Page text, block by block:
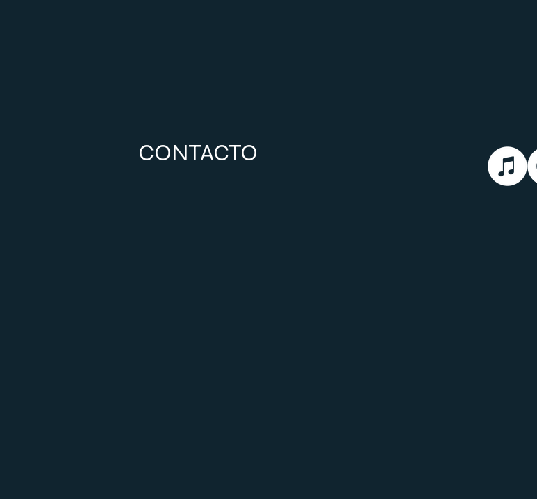
CONTACTO